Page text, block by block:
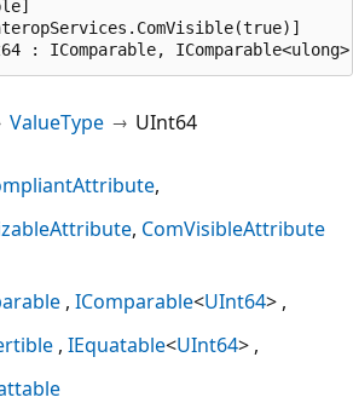
: IComparable,
ValueType UInt64
ComVisibleAttribute
IComparable<UInt64>
IEquatable<UInt64>